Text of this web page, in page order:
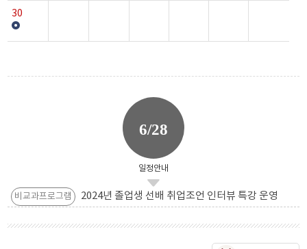
30
6/28
일정안내
비교과프로그램 2024년 졸업생 선배 취업조언 인터뷰 특강 운영